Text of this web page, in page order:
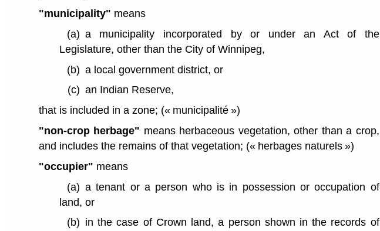
"municipality" means
(a) a municipality incorporated by or under an Act of the
Legislature, other than the City of Winnipeg,
(b) a local government district, or
(c) an Indian Reserve,
that is included in a zone; (« municipalité »)
"non-crop herbage" means herbaceous vegetation, other than a crop,
and includes the remains of that vegetation; (« herbages naturels »)
"occupier" means
(a) a tenant or a person who is in possession or occupation of
land, or
(b) in the case of Crown land, a person shown in the records of